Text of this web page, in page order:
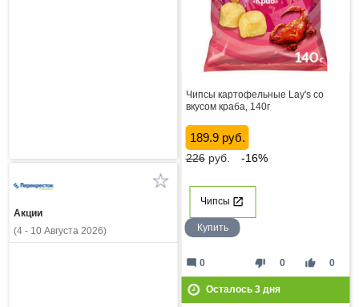
Чипсы картофельные Lay's со
вкусом краба, 140г
189.9 руб.
226руб. -16%
Чипсы
Купить
thumb_down 0 thumb_up 0
mode_comment 0
Осталось 3дня
Акции
(4 - 10 Августа 2026)